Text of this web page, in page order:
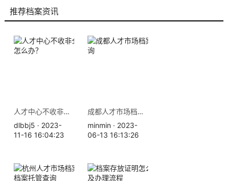
推荐档案资讯
人才中心不收非全日制档案怎么办？
dlbbj5 · 2023-
11-16 16:04:23
成都人才市场档案存放地查询
minmin · 2023-
06-13 16:13:26